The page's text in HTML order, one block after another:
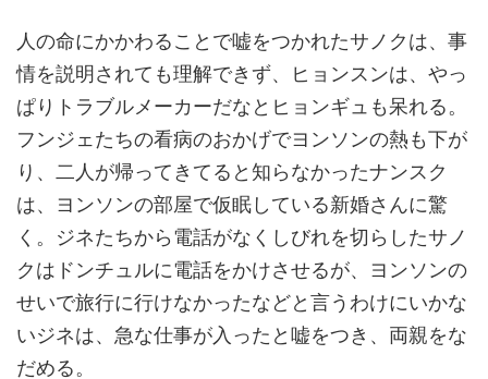
人の命にかかわることで嘘をつかれたサノクは、事
情を説明されても理解できず、ヒョンスンは、やっ
ぱりトラブルメーカーだなとヒョンギュも呆れる。
フンジェたちの看病のおかげでヨンソンの熱も下が
り、二人が帰ってきてると知らなかったナンスク
は、ヨンソンの部屋で仮眠している新婚さんに驚
く。ジネたちから電話がなくしびれを切らしたサノ
クはドンチュルに電話をかけさせるが、ヨンソンの
せいで旅行に行けなかったなどと言うわけにいかな
いジネは、急な仕事が入ったと嘘をつき、両親をな
だめる。